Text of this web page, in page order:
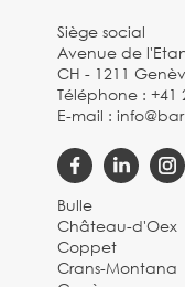
Siège social
Avenue de
CH - 1211
Téléphone :+41
E-mail :
Bulle
Château-d'Oex
Coppet
Crans-Montana